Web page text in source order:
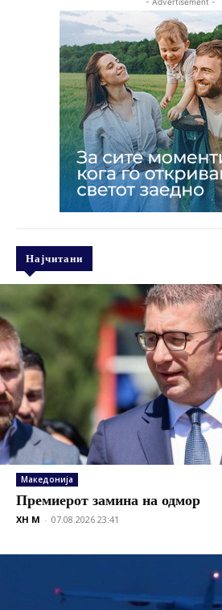
Најчитани
Македонија
Премиерот замина на одмор
XH M - 07.08.2026 23:41